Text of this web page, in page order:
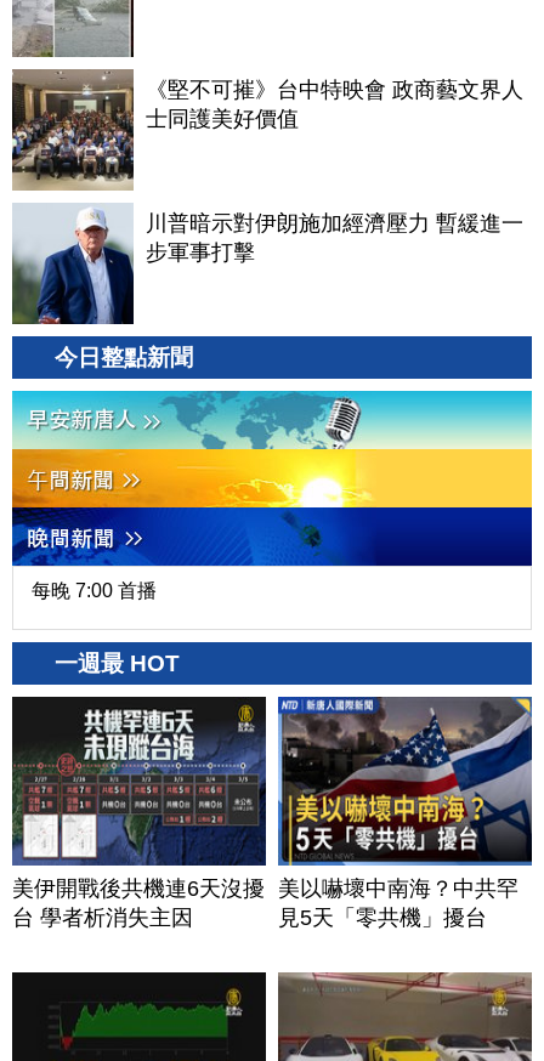
《堅不可摧》台中特映會 政商藝文界人
士同護美好價值
川普暗示對伊朗施加經濟壓力 暫緩進一
步軍事打擊
今日整點新聞
每晚 7:00 首播
一週最 HOT
美伊開戰後共機連6天沒擾
台 學者析消失主因
美以嚇壞中南海？中共罕
見5天「零共機」擾台